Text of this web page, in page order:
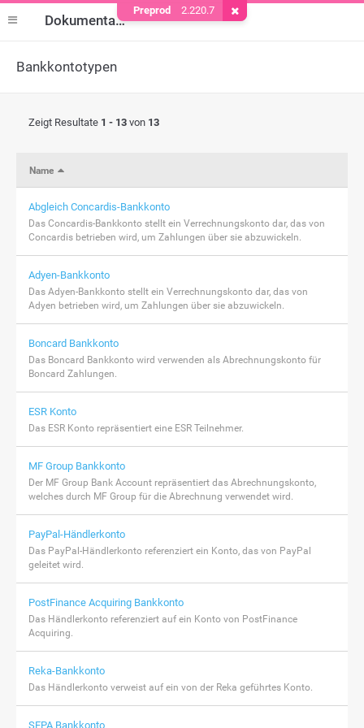
Dokumentation
Bankkontotypen
Zeigt Resultate 1 - 13 von 13
Abgleich Concardis-Bankkonto
Das Concardis-Bankkonto stellt ein Verrechnungskonto dar, das von
Concardis betrieben wird, um Zahlungen über sie abzuwickeln.
Adyen-Bankkonto
Das Adyen-Bankkonto stellt ein Verrechnungskonto dar, das von
Adyen betrieben wird, um Zahlungen über sie abzuwickeln.
Boncard Bankkonto
Das Boncard Bankkonto wird verwenden als Abrechnungskonto für
Boncard Zahlungen.
ESR Konto
Das ESR Konto repräsentiert eine ESR Teilnehmer.
MF Group Bankkonto
Der MF Group Bank Account repräsentiert das Abrechnungskonto,
welches durch MF Group für die Abrechnung verwendet wird.
PayPal-Händlerkonto
Das PayPal-Händlerkonto referenziert ein Konto, das von PayPal
geleitet wird.
PostFinance Acquiring Bankkonto
Das Händlerkonto referenziert auf ein Konto von PostFinance
Acquiring.
Reka-Bankkonto
Das Händlerkonto verweist auf ein von der Reka geführtes Konto.
SEPA Bankkonto
Name
Preprod 2.220.7 Cookie entfernen